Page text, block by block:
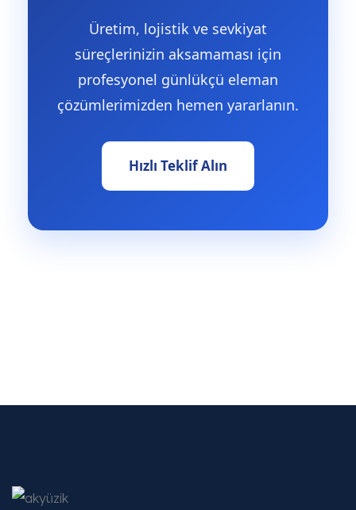
Üretim, lojistik ve sevkiyat
süreçlerinizin aksamaması için
profesyonel günlükçü eleman
çözümlerimizden hemen yararlanın.
Hızlı Teklif Alın